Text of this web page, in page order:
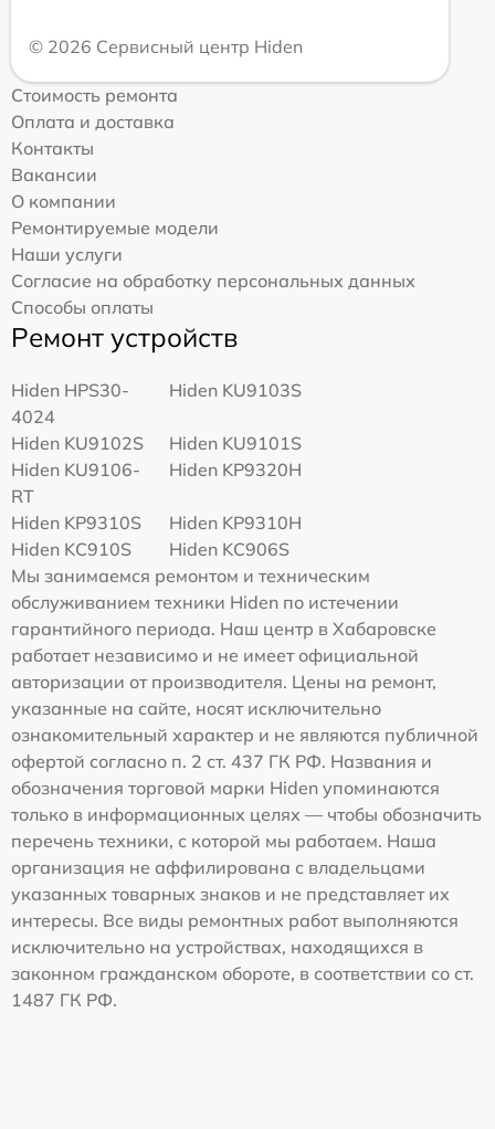
© 2026 Сервисный центр Hiden
Стоимость ремонта
Оплата и доставка
Контакты
Вакансии
О компании
Ремонтируемые модели
Наши услуги
Согласие на обработку персональных данных
Способы оплаты
Ремонт устройств
Hiden HPS30-
4024
Hiden KU9103S
Hiden KU9102S
Hiden KU9101S
Hiden KU9106-
RT
Hiden KP9320H
Hiden KP9310S
Hiden KP9310H
Hiden KC910S
Hiden KC906S
Мы занимаемся ремонтом и техническим
обслуживанием техники Hiden по истечении
гарантийного периода. Наш центр в Хабаровске
работает независимо и не имеет официальной
авторизации от производителя. Цены на ремонт,
указанные на сайте, носят исключительно
ознакомительный характер и не являются публичной
офертой согласно п. 2 ст. 437 ГК РФ. Названия и
обозначения торговой марки Hiden упоминаются
только в информационных целях — чтобы обозначить
перечень техники, с которой мы работаем. Наша
организация не аффилирована с владельцами
указанных товарных знаков и не представляет их
интересы. Все виды ремонтных работ выполняются
исключительно на устройствах, находящихся в
законном гражданском обороте, в соответствии со ст.
1487 ГК РФ.